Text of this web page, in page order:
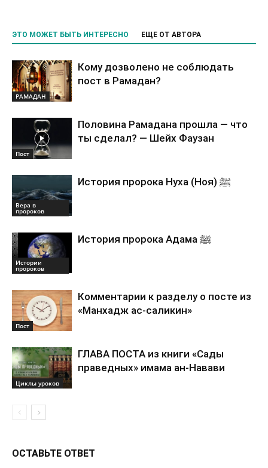
ЭТО МОЖЕТ БЫТЬ ИНТЕРЕСНО ЕЩЕ ОТ АВТОРА
РАМАДАН
Кому дозволено не соблюдать
пост в Рамадан?
Пост
Половина Рамадана прошла — что
ты сделал? — Шейх Фаузан
Вера в
пророков
История пророка Нуха (Ноя) ﷺ
Истории
пророков
История пророка Адама ﷺ
Пост
Комментарии к разделу о посте из
«Манхадж ас-саликин»
Циклы уроков
ГЛАВА ПОСТА из книги «Сады
праведных» имама ан-Навави
ОСТАВЬТЕ ОТВЕТ